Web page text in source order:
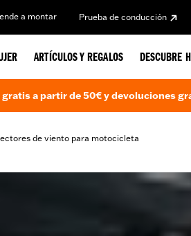
a montar Prueba de conducción
ARTÍCULOS Y REGALOS DESCUBRE
gratis a partir de 50€ y devoluciones
de viento para motocicleta